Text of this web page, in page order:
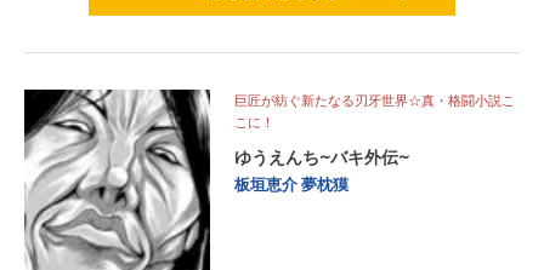
巨匠が紡ぐ新たなる刃牙世界☆真・格闘小説こ
こに！
ゆうえんち~バキ外伝~
板垣恵介夢枕獏